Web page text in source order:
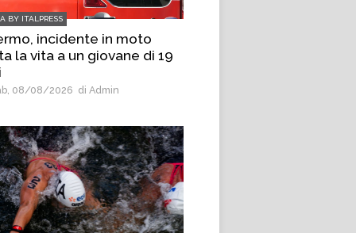
BY ITALPRESS
incidente in moto
la vita a un giovane di 19
08/08/2026 di Admin